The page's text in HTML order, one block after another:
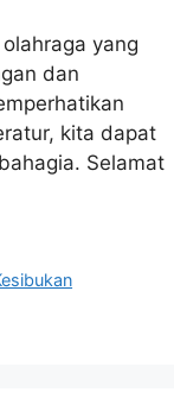
yang
dan
kita dapat
Selamat